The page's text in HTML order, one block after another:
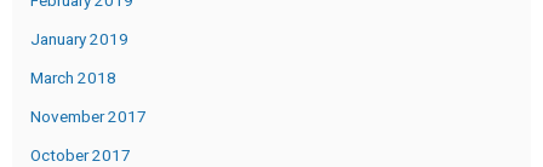
January 2019
March 2018
November 2017
October 2017